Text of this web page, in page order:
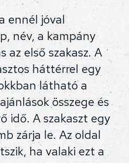
ennél jóval
név, a kampány
az első szakasz. A
háttérrel egy
látható a
összege és
idő. A szakaszt egy
zárja le. Az oldal
ha valaki ezt a